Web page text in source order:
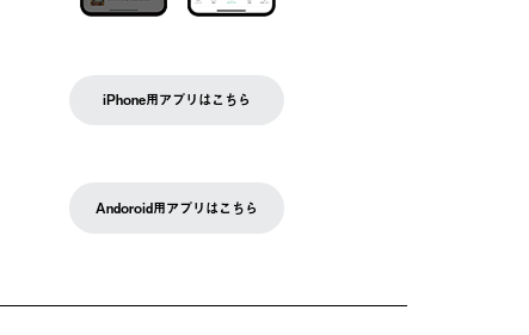
iPhone用アプリはこちら
Andoroid用アプリはこちら